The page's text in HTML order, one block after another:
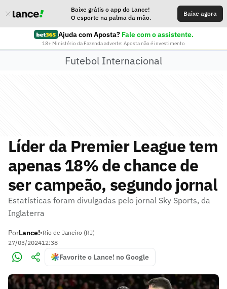
Baixe grátis o app do Lance!
O esporte na palma da mão.
Baixe agora
Ajuda com Aposta? Fale com o assistente.
18+ Ministério da Fazenda adverte: Aposta não é investimento
Futebol Internacional
Líder da Premier League tem
apenas 18% de chance de
ser campeão, segundo jornal
Estatísticas foram divulgadas pelo jornal Sky Sports, da
Inglaterra
PorLance!•Rio de Janeiro (RJ)
27/03/202412:38
Favorite o Lance! no Google